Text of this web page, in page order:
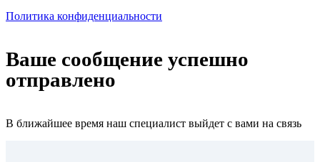
Политика конфиденциальности
Ваше сообщение успешно
отправлено
В ближайшее время наш специалист выйдет с вами на связь